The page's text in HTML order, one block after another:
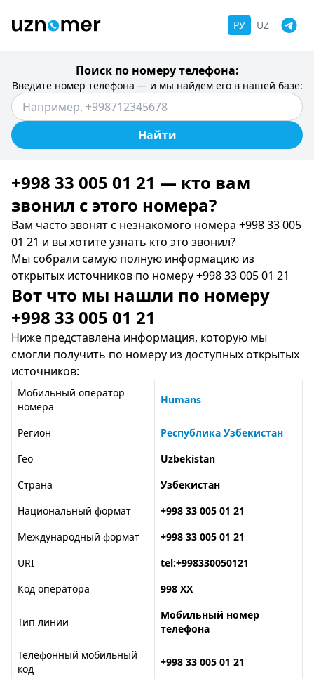
РУ UZ
Поиск по номеру телефона:
Введите номер телефона — и мы найдем его в нашей базе:
Найти
+998 33 005 01 21 — кто вам
звонил c этого номера?
Вам часто звонят с незнакомого номера +998 33 005
01 21 и вы хотите узнать кто это звонил?
Мы собрали самую полную информацию из
открытых источников по номеру +998 33 005 01 21
Вот что мы нашли по номеру
+998 33 005 01 21
Ниже представлена информация, которую мы
смогли получить по номеру из доступных открытых
источников:
Мобильный оператор
номера
Humans
Регион
Республика Узбекистан
Гео
Uzbekistan
Страна
Узбекистан
Национальный формат
+998 33 005 01 21
Международный формат
+998 33 005 01 21
URI
tel:+998330050121
Код оператора
998 XX
Тип линии
Мобильный номер
телефона
Телефонный мобильный
код
+998 33 005 01 21